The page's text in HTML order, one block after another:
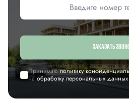
Заказать
Принимаюполитику
наобработку персональных данных